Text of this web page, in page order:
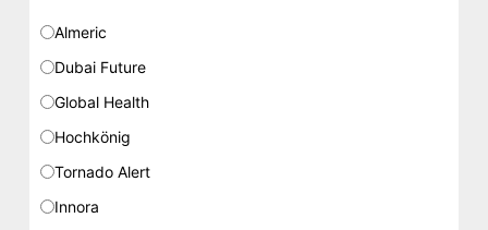
Almeric
Dubai Future
Global Health
Hochkönig
Tornado Alert
Innora